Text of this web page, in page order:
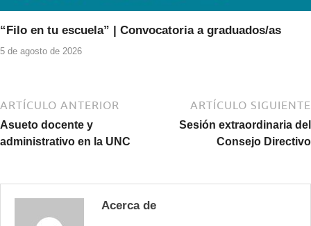
“Filo en tu escuela” | Convocatoria a graduados/as
5 de agosto de 2026
ARTÍCULO ANTERIOR
Asueto docente y
administrativo en la UNC
ARTÍCULO SIGUIENTE
Sesión extraordinaria del
Consejo Directivo
Acerca de